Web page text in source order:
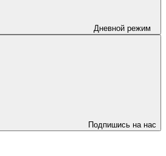
Дневной режим
Подпишись на нас